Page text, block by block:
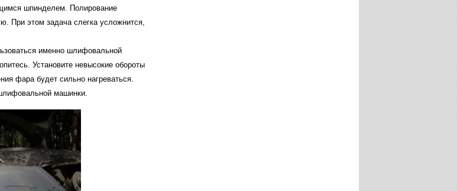
шпинделем. Полирование
. При этом задача слегка усложнится,
именно шлифовальной
. Установите невысокие обороты
фара будет сильно нагреваться.
машинки.